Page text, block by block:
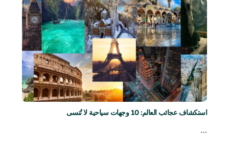
استكشاف عجائب العالم: 10 وجهات سياحية لا تُنسى
…